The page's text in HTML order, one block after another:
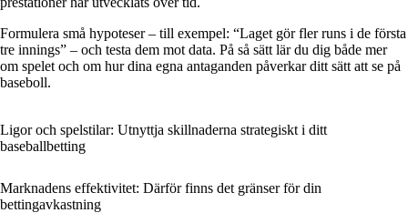
Formulera små hypoteser – till exempel: “Laget gör fler runs i de första
tre innings” – och testa dem mot data. På så sätt lär du dig både mer
om spelet och om hur dina egna antaganden påverkar ditt sätt att se på
baseboll.
Ligor och spelstilar: Utnyttja skillnaderna strategiskt i ditt
baseballbetting
Marknadens effektivitet: Därför finns det gränser för din
bettingavkastning